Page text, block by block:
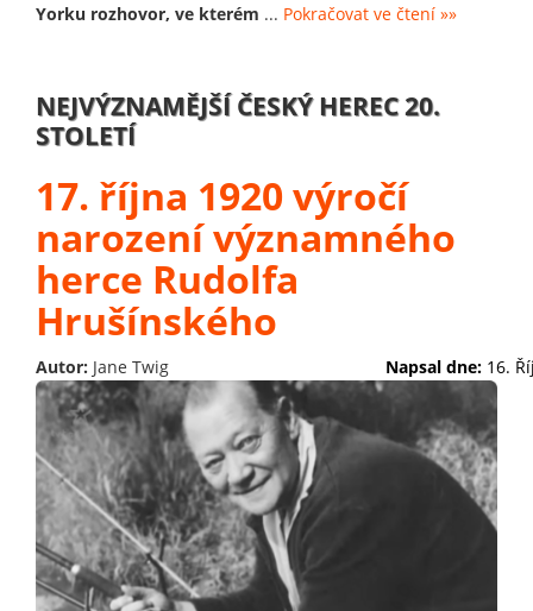
Yorku rozhovor, ve kterém ... Pokračovat ve čtení »»
NEJVÝZNAMĚJŠÍ ČESKÝ HEREC 20.
STOLETÍ
17. října 1920 výročí
narození významného
herce Rudolfa
Hrušínského
Autor: Jane Twig Napsal dne: 16.